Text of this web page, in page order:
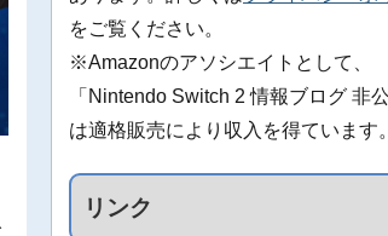
をご覧ください。
※Amazonのアソシエイトとして、
「Nintendo Switch 2 情報ブログ 非公
は適格販売により収入を得ています。
リンク